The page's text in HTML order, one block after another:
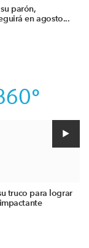
parón,
en agosto...
truco para lograr